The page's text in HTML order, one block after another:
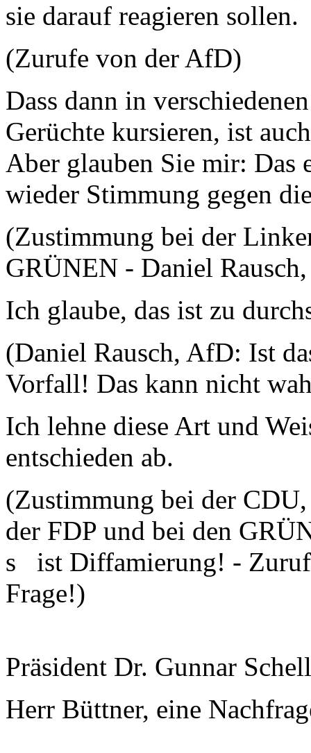
sie darauf reagieren sollen.
(Zurufe von der AfD)
Dass dann in
Gerüchte kursieren, ist
Aber glauben Sie mir: Das
wieder Stimmung gegen
(Zustimmung bei der
GRÜNEN - Daniel
Ich glaube, das ist zu
(Daniel Rausch, AfD: Ist
Vorfall! Das kann nicht
Ich lehne diese Art und
entschieden ab.
(Zustimmung bei der
der FDP und bei den
s ist Diffamierung! -
Frage!)
Präsident Dr. Gunnar
Herr Büttner, eine